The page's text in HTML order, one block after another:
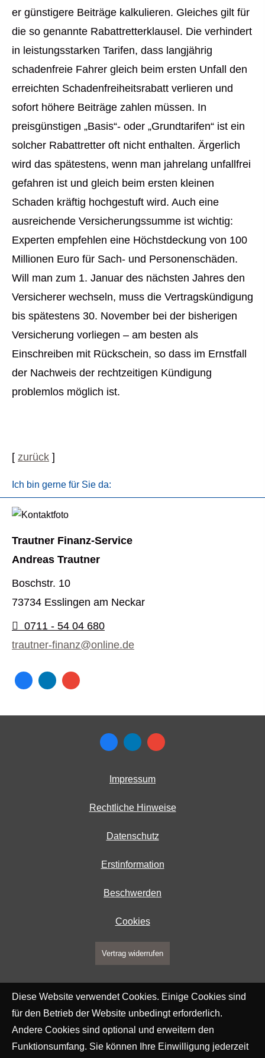
er günstigere Beiträge kalkulieren. Gleiches gilt für
die so genannte Rabattretterklausel. Die verhindert
in leistungsstarken Tarifen, dass langjährig
schadenfreie Fahrer gleich beim ersten Unfall den
erreichten Schadenfreiheitsrabatt verlieren und
sofort höhere Beiträge zahlen müssen. In
preisgünstigen „Basis“- oder „Grundtarifen“ ist ein
solcher Rabattretter oft nicht enthalten. Ärgerlich
wird das spätestens, wenn man jahrelang unfallfrei
gefahren ist und gleich beim ersten kleinen
Schaden kräftig hochgestuft wird. Auch eine
ausreichende Versicherungssumme ist wichtig:
Experten empfehlen eine Höchstdeckung von 100
Millionen Euro für Sach- und Per­sonenschäden.
Will man zum 1. Januar des nächsten Jahres den
Versicherer wechseln, muss die Vertragskündigung
bis spätestens 30. November bei der bisherigen
Versicherung vorliegen – am besten als
Einschreiben mit Rückschein, so dass im Ernstfall
der Nachweis der rechtzeitigen Kündigung
problemlos möglich ist.
[ zurück ]
Ich bin gerne für Sie da:
Trautner Finanz-Service
Andreas Trautner
Boschstr. 10
73734 Esslingen am Neckar
0711 - 54 04 680
trautner-finanz@online.de
Impressum
Rechtliche Hinweise
Datenschutz
Erstinformation
Beschwerden
Cookies
Vertrag widerrufen
Diese Website verwendet Cookies. Einige Cookies sind
für den Betrieb der Website unbedingt erforderlich.
Andere Cookies sind optional und erweitern den
Funktionsumfang. Sie können Ihre Einwilligung jederzeit